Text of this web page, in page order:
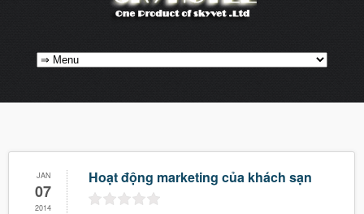
JAN
07
2014
Hoạt động marketing của khách sạn